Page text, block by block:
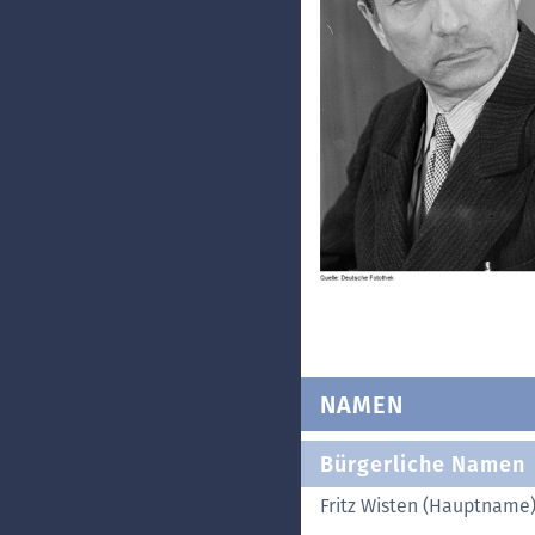
NAMEN
Bürgerliche Namen
Fritz Wisten (Hauptname)